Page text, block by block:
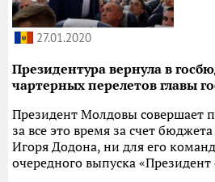
27.01.2020
Президентура вернула в
чартерных перелетов главы
Президент Молдовы совершает
за все это время за счет
Игоря Додона, ни для его
очередного выпуска «Президент